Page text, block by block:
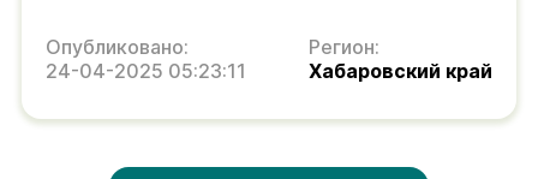
Опубликовано:
24-04-2025 05:23:11
Регион:
Хабаровский край